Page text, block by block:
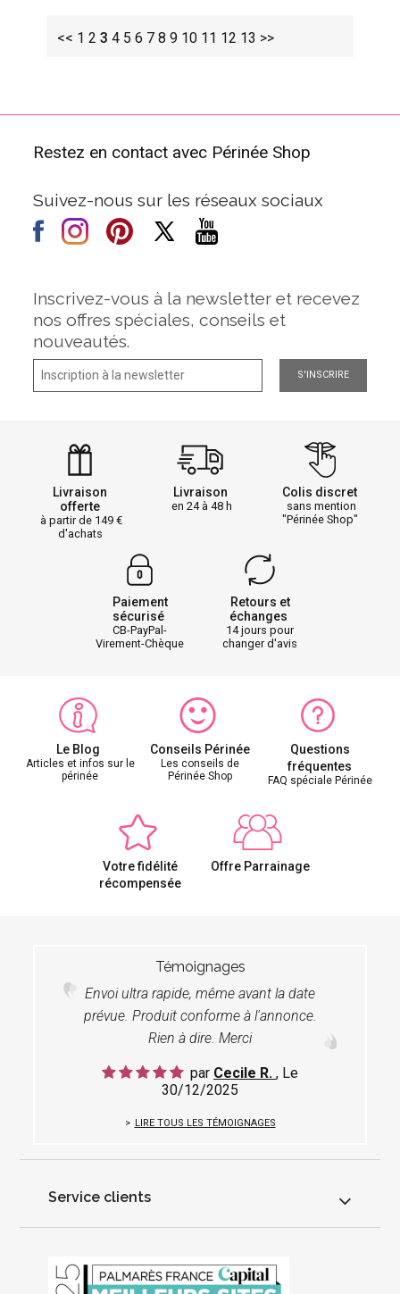
<< 1 2 3 4 5 6 7 8 9 10 11 12 13 >>
Restez en contact avec Périnée Shop
Suivez-nous sur les réseaux sociaux
Inscrivez-vous à la newsletter et recevez
nos offres spéciales, conseils et
nouveautés.
S'INSCRIRE
Livraison
offerte
à partir de 149
d'achats
Livraison
en 24 à 48 h
Colis discret
sans mention
"Périnée Shop"
Paiement
sécurisé
CB-PayPal-
Virement-Chèque
Retours et
échanges
14 jours pour
changer d'avis
Le Blog
Articles et infos sur le
périnée
Conseils Périnée
Les conseils de
Périnée Shop
Questions
fréquentes
FAQ spéciale Périnée
Votre fidélité
récompensée
Offre Parrainage
Témoignages
Envoi ultra rapide, même avant la date
prévue. Produit conforme à l'annonce.
Rien à dire. Merci
par Cecile R. , Le
30/12/2025
LIRE TOUS LES TÉMOIGNAGES
Service clients